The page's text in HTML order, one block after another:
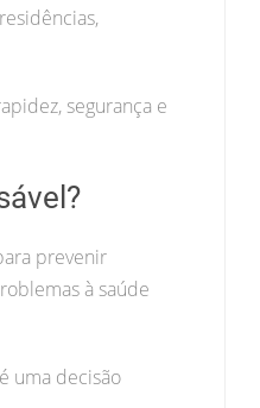
segurança e
prevenir
à saúde
é uma decisão